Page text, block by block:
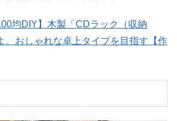
均DIY】木製「CDラック（収納
。おしゃれな卓上タイプを目指す【作